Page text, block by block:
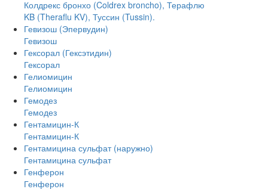
Колдрекс бронхо (Coldrex broncho), Терафлю
KB (Theraflu KV), Туссин (Tussin).
Гевизош (Эпервудин)
Гевизош
Гексорал (Гексэтидин)
Гексорал
Гелиомицин
Гелиомицин
Гемодез
Гемодез
Гентамицин-К
Гентамицин-К
Гентамицина сульфат (наружно)
Гентамицина сульфат
Генферон
Генферон